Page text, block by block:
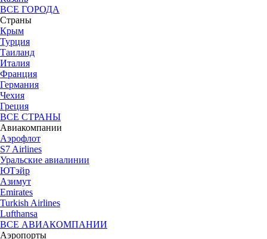
ВСЕ ГОРОДА
Страны
Крым
Турция
Таиланд
Италия
Франция
Германия
Чехия
Греция
ВСЕ СТРАНЫ
Авиакомпании
Аэрофлот
S7 Airlines
Уральские авиалинии
ЮТэйр
Азимут
Emirates
Turkish Airlines
Lufthansa
ВСЕ АВИАКОМПАНИИ
Аэропорты